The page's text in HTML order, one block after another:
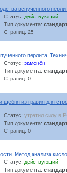
вспученного
Статус: действующий
Тип документа: стандарт
Страниц: 25
перлита.
Статус: заменён
Тип документа: стандарт
Страниц: 0
щебня из гравия для
Статус: утратил силу в
Тип документа: стандарт
Страниц: 0
Метод анализа
Статус: действующий
Тип документа: стандарт